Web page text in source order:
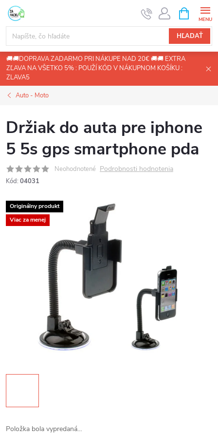
Prejsť
obsah
HĽADAŤ
KOŠÍK
🚚🚚DOPRAVA ZADARMO PRI NÁKUPE NAD 20€ 🚚🚚 EXTRA
ZĽAVA NA VŠETKO 5% : POUŽÍ KÓD V NÁKUPNOM KOŠÍKU :
ZLAVA5
Auto - Moto
Držiak do auta pre iphone
5 5s gps smartphone pda
Neohodnotené Podrobnosti hodnotenia
Kód: 04031
Originálny produkt
Viac za menej
Položka bola vypredaná…